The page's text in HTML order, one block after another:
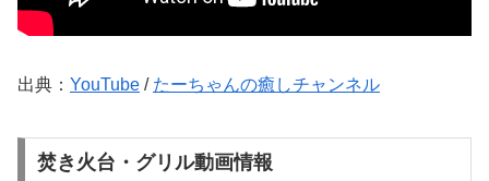
出典： YouTube / たーちゃんの癒しチャンネル
焚き火台・グリル動画情報